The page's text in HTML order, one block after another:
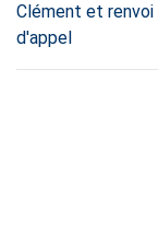
Clément et renvoi
d'appel